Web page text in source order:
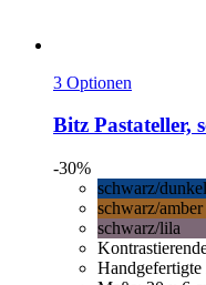
3 Optionen
Bitz Pastateller,
-30%
schwarz/
schwarz/amber
schwarz/lila